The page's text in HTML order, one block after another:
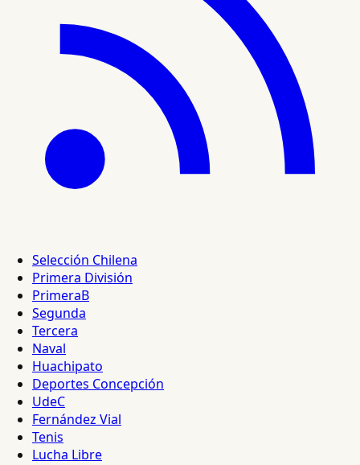
Selección Chilena
Primera División
PrimeraB
Segunda
Tercera
Naval
Huachipato
Deportes Concepción
UdeC
Fernández Vial
Tenis
Lucha Libre